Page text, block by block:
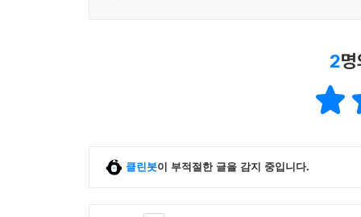
2
클린봇이 부적절한 글을 감지 중입니다.